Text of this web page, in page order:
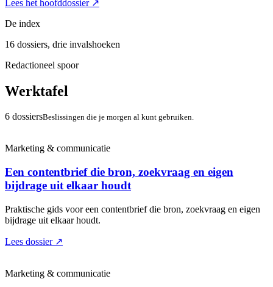
Lees het hoofddossier ↗
De index
16 dossiers, drie invalshoeken
Redactioneel spoor
Werktafel
6 dossiersBeslissingen die je morgen al kunt gebruiken.
Marketing & communicatie
Een contentbrief die bron, zoekvraag en eigen
bijdrage uit elkaar houdt
Praktische gids voor een contentbrief die bron, zoekvraag en eigen
bijdrage uit elkaar houdt.
Lees dossier ↗
Marketing & communicatie